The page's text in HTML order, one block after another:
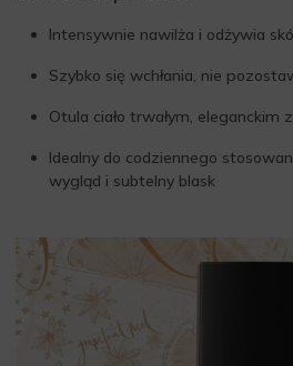
Intensywnie nawilża i odżywia
Szybko się wchłania, nie
Otula ciało trwałym, eleganckim
Idealny do codziennego
wygląd i subtelny blask